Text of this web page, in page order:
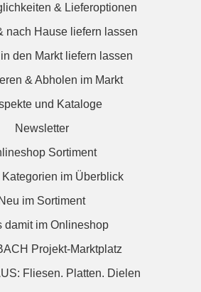
& Lieferoptionen
nach Hause liefern lassen
den Markt liefern lassen
& Abholen im Markt
und Kataloge
Newsletter
Sortiment
im Überblick
Neu im Sortiment
damit im Onlineshop
Projekt-Marktplatz
Fliesen. Platten. Dielen